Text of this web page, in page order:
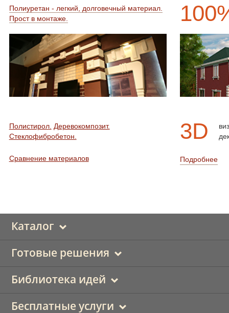
3D
Подробнее
Полиуретан - легкий, долговечный материал.
Прост в монтаже.
Полистирол. Деревокомпозит.
Стеклофибробетон.
Сравнение материалов
Каталог
Готовые решения
Библиотека идей
Бесплатные услуги